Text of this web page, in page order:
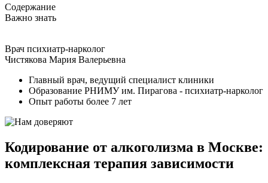
Содержание
Важно знать
Врач психиатр-нарколог
Чистякова Мария Валерьевна
Главный врач, ведущий специалист клиники
Образование РНИМУ им. Пирагова - психиатр-нарколог
Опыт работы более 7 лет
Кодирование от алкоголизма в Москве:
комплексная терапия зависимости